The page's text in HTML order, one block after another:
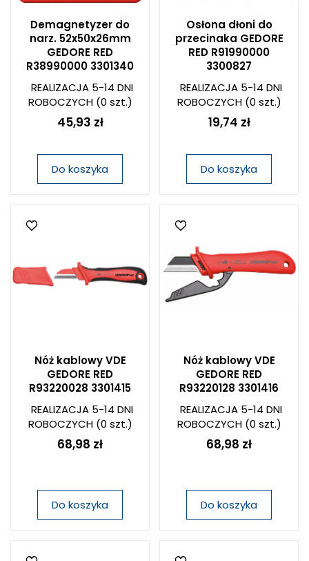
Demagnetyzer do
narz. 52x50x26mm
GEDORE RED
R38990000 3301340
REALIZACJA 5-14 DNI
ROBOCZYCH(0 szt.)
45,93 zł
Do koszyka
Osłona dłoni do
przecinaka GEDORE
RED R91990000
3300827
REALIZACJA 5-14 DNI
ROBOCZYCH(0 szt.)
19,74 zł
Do koszyka
Nóż kablowy VDE
GEDORE RED
R93220028 3301415
REALIZACJA 5-14 DNI
ROBOCZYCH(0 szt.)
68,98 zł
Do koszyka
Nóż kablowy VDE
GEDORE RED
R93220128 3301416
REALIZACJA 5-14 DNI
ROBOCZYCH(0 szt.)
68,98 zł
Do koszyka